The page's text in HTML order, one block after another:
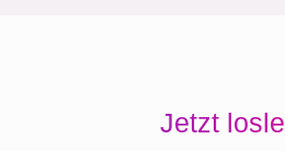
Jetzt